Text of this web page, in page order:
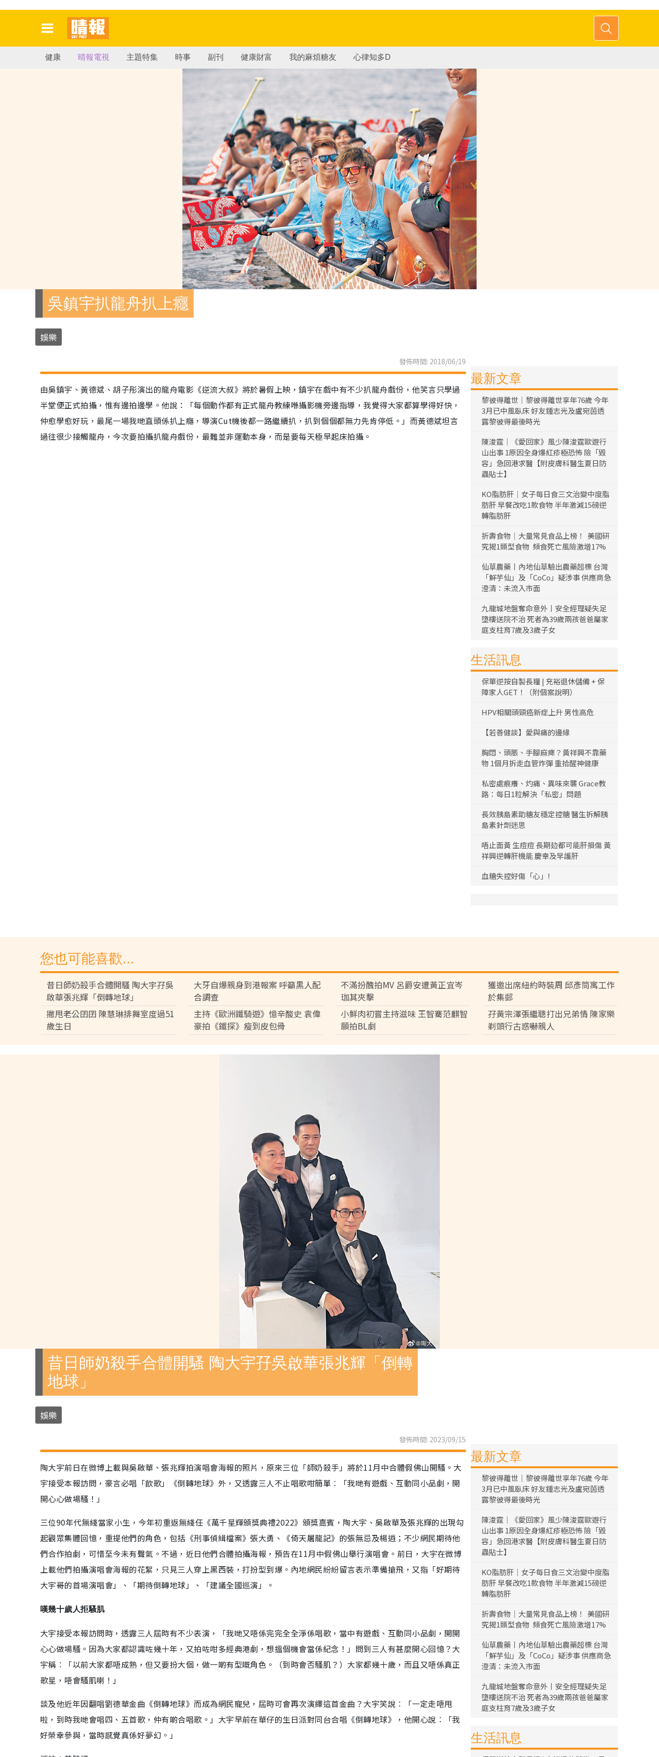
健康 晴報電視 主題特集 時事 副刊 健康財富 我的麻煩糖友 心律知多D
吳鎮宇扒龍舟扒上癮
娛樂
發佈時間: 2018/06/19
由吳鎮宇、黃德斌、胡子彤演出的龍舟電影《逆流大叔》將於暑假上映，鎮宇在戲中有不少扒龍舟戲份，他笑言只學過
半堂便正式拍攝，惟有邊拍邊學。他說：「每個動作都有正式龍舟教練喺攝影機旁邊指導，我覺得大家都算學得好快，
仲愈學愈好玩，最尾一場我哋直頭係扒上癮，導演Cut機後都一路繼續扒，扒到個個都無力先肯停低。」而黃德斌坦言
過往很少接觸龍舟，今次要拍攝扒龍舟戲份，最難並非運動本身，而是要每天極早起床拍攝。
最新文章
黎彼得離世｜黎彼得離世享年76歲 今年
3月已中風臥床 好友鍾志光及盧宛茵透
露黎彼得最後時光
陳浚霆｜《愛回家》風少陳浚霆歐遊行
山出事 1原因全身爆紅疹極恐怖 險「毀
容」急回港求醫【附皮膚科醫生夏日防
蟲貼士】
KO脂肪肝｜女子每日食三文治變中度脂
肪肝 早餐改吃1款食物 半年激減15磅逆
轉脂肪肝
折壽食物｜大量常見食品上榜！ 美國研
究揭1類型食物 頻食死亡風險激增17%
仙草農藥丨內地仙草驗出農藥超標 台灣
「鮮芋仙」及「CoCo」疑涉事 供應商急
澄清：未流入市面
九龍城地盤奪命意外丨安全經理疑失足
墮樓送院不治 死者為39歲兩孩爸爸屬家
庭支柱育7歲及3歲子女
生活訊息
保單逆按自製長糧 | 充裕退休儲備 + 保
障家人GET！（附個案說明）
HPV相關頭頸癌新症上升 男性高危
【若善健談】愛與痛的邊緣
胸悶、頭脹、手腳麻痺？黃祥興不靠藥
物 1個月拆走血管炸彈 重拾醒神健康
私密處痕癢、灼痛、異味來襲 Grace教
路：每日1粒解決「私密」問題
長效胰島素助糖友穩定控糖 醫生拆解胰
島素針劑迷思
唔止面黃 生痘痘 長期攰都可能肝損傷 黃
祥興逆轉肝機能 慶幸及早護肝
血糖失控好傷「心」!
您也可能喜歡...
昔日師奶殺手合體開騷 陶大宇孖吳
啟華張兆輝「倒轉地球」
大牙自爆親身到港報案 呼籲黑人配
合調查
不滿扮醜拍MV 呂爵安遭黃正宜岑
珈其夾擊
獲邀出席紐約時裝周 邱彥筒寓工作
於集郵
撇甩老公囝囝 陳慧琳排舞室度過51
歲生日
主持《歐洲鐵騎遊》憶辛酸史 袁偉
豪拍《鐵探》瘦到皮包骨
小鮮肉初嘗主持滋味 王智騫范麒智
願拍BL劇
孖黃宗澤張繼聰打出兄弟情 陳家樂
剃頭行古惑嚇親人
昔日師奶殺手合體開騷 陶大宇孖吳啟華張兆輝「倒轉
地球」
娛樂
發佈時間: 2023/09/15
陶大宇前日在微博上載與吳啟華、張兆輝拍演唱會海報的照片，原來三位「師奶殺手」將於11月中合體假佛山開騷。大
宇接受本報訪問，豪言必唱「飲歌」《倒轉地球》外，又透露三人不止唱歌咁簡單︰「我哋有遊戲、互動同小品劇，開
開心心做場騷！」
三位90年代無綫當家小生，今年初重返無綫任《萬千星輝頒獎典禮2022》頒獎嘉賓，陶大宇、吳啟華及張兆輝的出現勾
起觀眾集體回憶，重提他們的角色，包括《刑事偵緝檔案》張大勇、《倚天屠龍記》的張無忌及楊逍；不少網民期待他
們合作拍劇，可惜至今未有聲氣。不過，近日他們合體拍攝海報，預告在11月中假佛山舉行演唱會。前日，大宇在微博
上載他們拍攝演唱會海報的花絮，只見三人穿上黑西裝，打扮型到爆。內地網民紛紛留言表示準備搶飛，又指「好期待
大宇哥的首場演唱會」、「期待倒轉地球」、「建議全國巡演」。
嘆幾十歲人拒騷肌
大宇接受本報訪問時，透露三人屆時有不少表演，「我哋又唔係完完全全淨係唱歌，當中有遊戲、互動同小品劇，開開
心心做場騷。因為大家都認識咗幾十年，又拍咗咁多經典港劇，想搵個機會當係紀念！」問到三人有甚麼開心回憶？大
宇稱︰「以前大家都唔成熟，但又要扮大個，做一啲有型嘅角色。（到時會否騷肌？）大家都幾十歲，而且又唔係真正
歌星，唔會騷肌喇！」
談及他近年因翻唱劉德華金曲《倒轉地球》而成為網民寵兒，屆時可會再次演繹這首金曲？大宇笑說︰「一定走唔甩
啦，到時我哋會唱四、五首歌，仲有啲合唱歌。」大宇早前在華仔的生日派對同台合唱《倒轉地球》，他開心說︰「我
好榮幸參與，當時感覺真係好夢幻。」
最新文章
黎彼得離世｜黎彼得離世享年76歲 今年
3月已中風臥床 好友鍾志光及盧宛茵透
露黎彼得最後時光
陳浚霆｜《愛回家》風少陳浚霆歐遊行
山出事 1原因全身爆紅疹極恐怖 險「毀
容」急回港求醫【附皮膚科醫生夏日防
蟲貼士】
KO脂肪肝｜女子每日食三文治變中度脂
肪肝 早餐改吃1款食物 半年激減15磅逆
轉脂肪肝
折壽食物｜大量常見食品上榜！ 美國研
究揭1類型食物 頻食死亡風險激增17%
仙草農藥丨內地仙草驗出農藥超標 台灣
「鮮芋仙」及「CoCo」疑涉事 供應商急
澄清：未流入市面
九龍城地盤奪命意外丨安全經理疑失足
墮樓送院不治 死者為39歲兩孩爸爸屬家
庭支柱育7歲及3歲子女
生活訊息